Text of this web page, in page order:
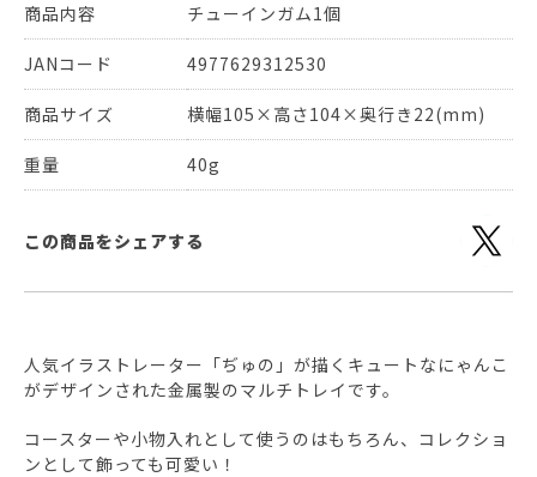
商品内容 チューインガム1個
JANコード 4977629312530
商品サイズ 横幅105×高さ104×奥行き22(mm)
重量 40g
この商品をシェアする
人気イラストレーター「ぢゅの」が描くキュートなにゃんこ
がデザインされた金属製のマルチトレイです。
コースターや小物入れとして使うのはもちろん、コレクショ
ンとして飾っても可愛い！